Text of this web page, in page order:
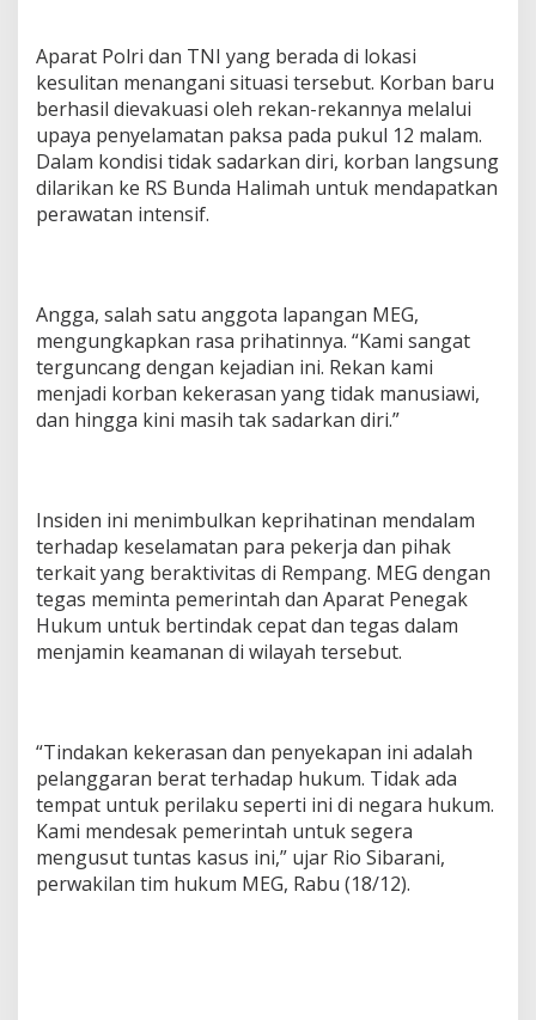
Aparat Polri dan TNI yang berada di lokasi
kesulitan menangani situasi tersebut. Korban baru
berhasil dievakuasi oleh rekan-rekannya melalui
upaya penyelamatan paksa pada pukul 12 malam.
Dalam kondisi tidak sadarkan diri, korban langsung
dilarikan ke RS Bunda Halimah untuk mendapatkan
perawatan intensif.
Angga, salah satu anggota lapangan MEG,
mengungkapkan rasa prihatinnya. “Kami sangat
terguncang dengan kejadian ini. Rekan kami
menjadi korban kekerasan yang tidak manusiawi,
dan hingga kini masih tak sadarkan diri.”
Insiden ini menimbulkan keprihatinan mendalam
terhadap keselamatan para pekerja dan pihak
terkait yang beraktivitas di Rempang. MEG dengan
tegas meminta pemerintah dan Aparat Penegak
Hukum untuk bertindak cepat dan tegas dalam
menjamin keamanan di wilayah tersebut.
“Tindakan kekerasan dan penyekapan ini adalah
pelanggaran berat terhadap hukum. Tidak ada
tempat untuk perilaku seperti ini di negara hukum.
Kami mendesak pemerintah untuk segera
mengusut tuntas kasus ini,” ujar Rio Sibarani,
perwakilan tim hukum MEG, Rabu (18/12).